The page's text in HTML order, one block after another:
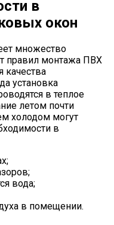
в
окон
множество
правил монтажа ПВХ
качества
установка
в теплое
летом почти
холодом могут
в
вода;
в помещении.